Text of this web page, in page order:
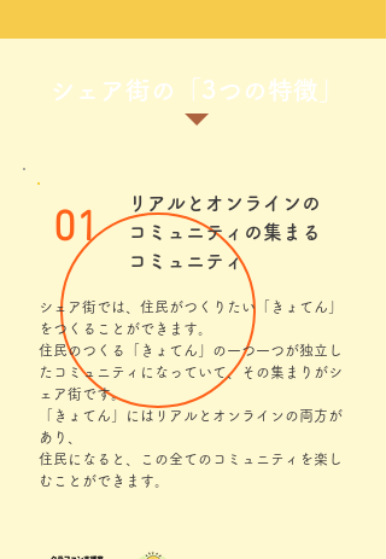
​シェア街の「3つの特徴」
01
リアルとオンラインの
コミュニティの集まる
コミュニティ
シェア街では、住民がつくりたい「きょてん」
をつくることができます。
住民のつくる「きょてん」の一つ一つが独立し
たコミュニティになっていて、その集まりがシ
ェア街です。
「きょてん」にはリアルとオンラインの両方が
あり、
住民になると、この全てのコミュニティを楽し
むことができます。